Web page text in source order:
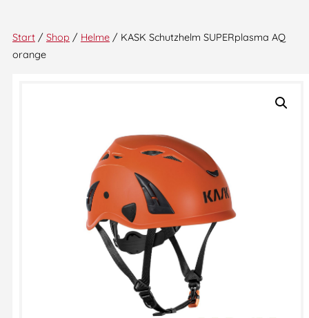
Start / Shop / Helme / KASK Schutzhelm SUPERplasma AQ
orange